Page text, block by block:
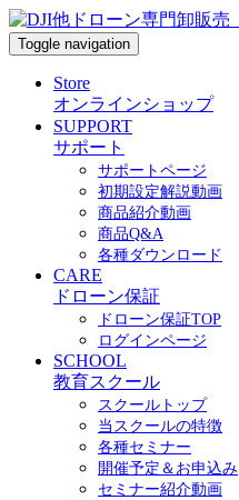
Toggle navigation
Store
オンラインショップ
SUPPORT
サポート
サポートページ
初期設定解説動画
商品紹介動画
商品Q&A
各種ダウンロード
CARE
ドローン保証
ドローン保証TOP
ログインページ
SCHOOL
教育スクール
スクールトップ
当スクールの特徴
各種セミナー
開催予定＆お申込み
セミナー紹介動画